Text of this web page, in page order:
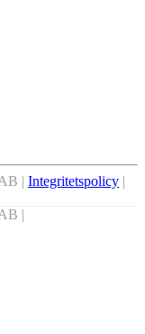
| Integritetspolicy |
|